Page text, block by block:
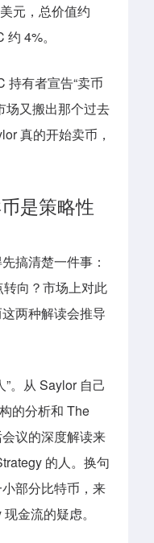
元，总价值约
4%。
持有者宣告“卖币
场又搬出那个过去
真的开始卖币，
是策略性
搞清楚一件事：
向？市场上对此
两种解读会推导
。从 Saylor 自己
的分析和 The
议的深度解读来
的人。换句
部分比特币，来
金流的疑虑。